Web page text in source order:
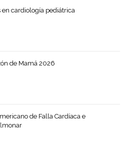
en cardiología pediátrica
de Mamá 2026
de Falla Cardíaca e